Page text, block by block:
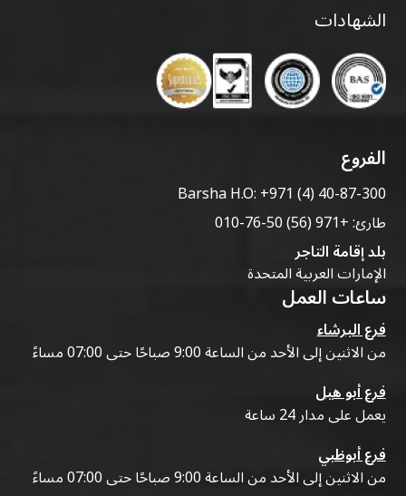
الشهادات
الفروع
Barsha H.O:+971 (4) 40-87-300
طارئ:+971 (56) 50-76-010
بلد إقامة التاجر
الإمارات العربية المتحدة
ساعات العمل
فرع البرشاء
من الاثنين إلى الأحد من الساعة 9:00 صباحًا حتى 07:00 مساءً
فرع أبو هيل
يعمل على مدار 24 ساعة
فرع أبوظبي
من الاثنين إلى الأحد من الساعة 9:00 صباحًا حتى 07:00 مساءً